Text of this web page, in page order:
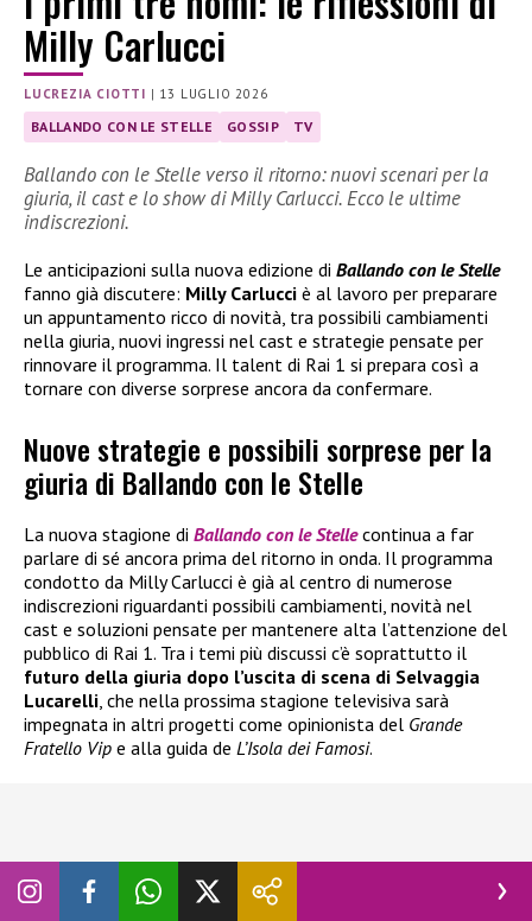
Milly Carlucci
LUCREZIA CIOTTI | 13 LUGLIO 2026
BALLANDO CON LE STELLE GOSSIP TV
Ballando con le Stelle verso il ritorno: nuovi scenari per la
giuria, il cast e lo show di Milly Carlucci. Ecco le ultime
indiscrezioni.
Le anticipazioni sulla nuova edizione di Ballando con le Stelle
fanno già discutere: Milly Carlucci è al lavoro per preparare
un appuntamento ricco di novità, tra possibili cambiamenti
nella giuria, nuovi ingressi nel cast e strategie pensate per
rinnovare il programma. Il talent di Rai 1 si prepara così a
tornare con diverse sorprese ancora da confermare.
Nuove strategie e possibili sorprese per la
giuria di Ballando con le Stelle
La nuova stagione di Ballando con le Stellecontinua a far
parlare di sé ancora prima del ritorno in onda. Il programma
condotto da Milly Carlucci è già al centro di numerose
indiscrezioni riguardanti possibili cambiamenti, novità nel
cast e soluzioni pensate per mantenere alta l’attenzione del
pubblico di Rai 1. Tra i temi più discussi c’è soprattutto il
futuro della giuria dopo l’uscita di scena di Selvaggia
Lucarelli , che nella prossima stagione televisiva sarà
impegnata in altri progetti come opinionista del Grande
Fratello Vip e alla guida de L’Isola dei Famosi.